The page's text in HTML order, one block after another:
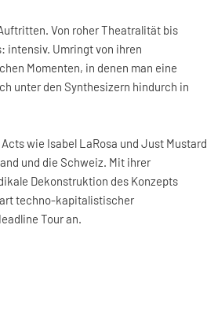
Von roher Theatralität bis
intensiv. Umringt von ihren
Momenten, in denen man eine
unter den Synthesizern hindurch in
wie Isabel LaRosa und Just Mustard
und die Schweiz. Mit ihrer
Dekonstruktion des Konzepts
techno-kapitalistischer
Tour an.